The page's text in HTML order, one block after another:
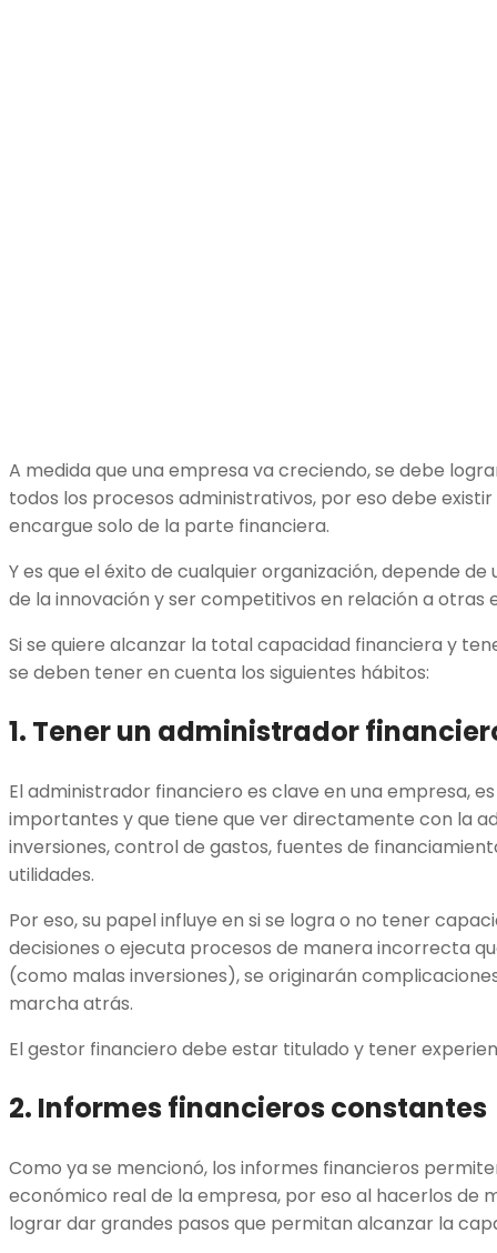
A medida que una empresa va creciendo, se debe
todos los procesos administrativos, por eso debe
encargue solo de la parte financiera.
Y es que el éxito de cualquier organización, depende de
de la innovación y ser competitivos en relación a otras
Si se quiere alcanzar la total capacidad financiera y
se deben tener en cuenta los siguientes hábitos:
1. Tener un administrador
El administrador financiero es clave en una empresa,
importantes y que tiene que ver directamente con la
inversiones, control de gastos, fuentes de
utilidades.
Por eso, su papel influye en si se logra o no tener
decisiones o ejecuta procesos de manera incorrecta
(como malas inversiones), se originarán
marcha atrás.
El gestor financiero debe estar titulado y tener
2. Informes financieros constantes
Como ya se mencionó, los informes financieros
económico real de la empresa, por eso al hacerlos de
lograr dar grandes pasos que permitan alcanzar la